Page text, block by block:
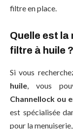
filtre en place.
Quelle est la
filtre à huile ?
Si vous
huile , vous
Channellock ou
est spécialisée
pour la